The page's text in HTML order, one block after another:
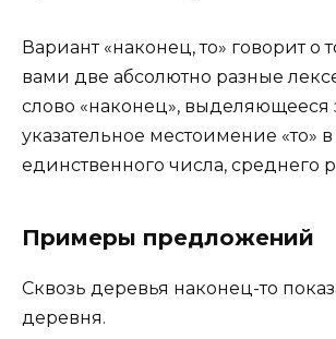
Вариант «наконец, то» говорит о
вами две абсолютно разные
слово «наконец», выделяющееся
указательное местоимение «то»
единственного числа, среднего
Примеры предложений
Сквозь деревья наконец-то
деревня.